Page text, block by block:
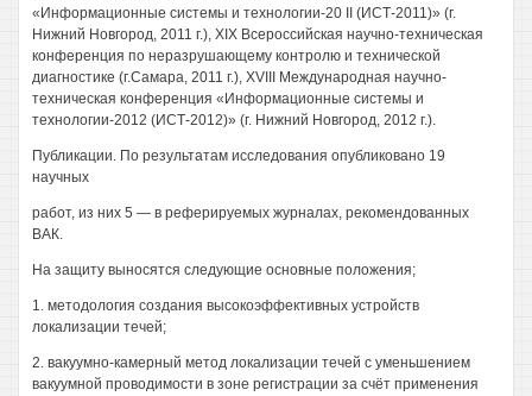
«Информационные системы и технологии-20 II (ИСТ-2011)» (г.
Нижний Новгород, 2011 г.), XIX Всероссийская научно-техническая
конференция по неразрушающему контролю и технической
диагностике (г.Самара, 2011 г.), XVIII Международная научно-
техническая конференция «Информационные системы и
технологии-2012 (ИСТ-2012)» (г. Нижний Новгород, 2012 г.).
Публикации. По результатам исследования опубликовано 19
научных
работ, из них 5 — в реферируемых журналах, рекомендованных
ВАК.
На защиту выносятся следующие основные положения;
1. методология создания высокоэффективных устройств
локализации течей;
2. вакуумно-камерный метод локализации течей с уменьшением
вакуумной проводимости в зоне регистрации за счёт применения